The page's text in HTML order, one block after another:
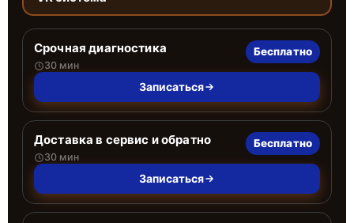
Срочная диагностика
30 мин
Бесплатно
Записаться
Доставка в сервис и обратно
30 мин
Бесплатно
Записаться